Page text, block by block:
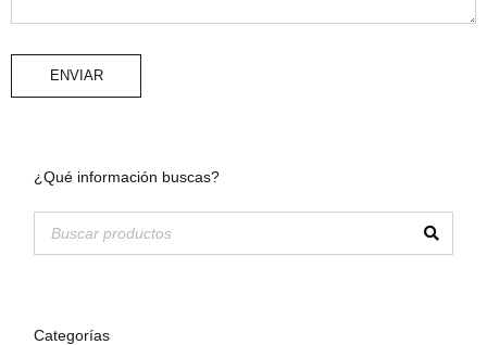
ENVIAR
¿Qué información buscas?
Categorías